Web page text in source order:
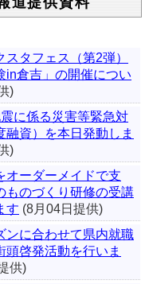
スタフェス（第2弾）
in倉吉」の開催につい
)
に係る災害等緊急対
融資）を本日発動しま
)
オーダーメイドで支
ものづくり研修の受講
す (8月04日提供)
ンに合わせて県内就職
頭啓発活動を行いま
供)